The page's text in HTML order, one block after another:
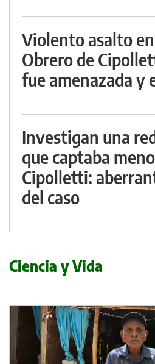
Violento asalto
Obrero de
fue amenazada y
Investigan una
que captaba
Cipolletti:
del caso
Ciencia y Vida